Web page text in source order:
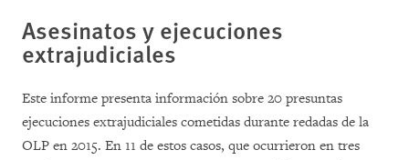
Asesinatos y ejecuciones
extrajudiciales
Este informe presenta información sobre 20 presuntas
ejecuciones extrajudiciales cometidas durante redadas de la
OLP en 2015. En 11 de estos casos, que ocurrieron en tres